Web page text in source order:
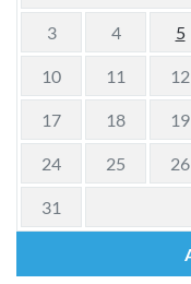
3 4 5
10 11 12
17 18 19
24 25 26
31